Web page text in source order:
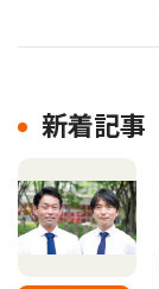
新着記事